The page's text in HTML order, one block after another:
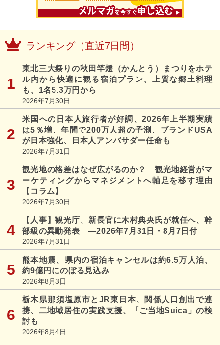
ランキング（直近7日間）
東北三大祭りの秋田竿燈（かんとう）まつりをホテ
ル内から快適に観る宿泊プラン、上質な郷土料理
も、1名5.3万円から
2026年7月30日
米国への日本人旅行者が好調、2026年上半期実績
は5％増、年間で200万人超の予測、ブランドUSA
が日本強化、日本人アンバサダー任命も
2026年7月31日
観光地の格差はなぜ広がるのか？ 観光地経営がマ
ーケティングからマネジメントへ軸足を移す理由
【コラム】
2026年7月30日
【人事】観光庁、新長官に木村典央氏が就任へ、幹
部級の異動発表 ―2026年7月31日・8月7日付
2026年7月31日
熊本地震、県内の宿泊キャンセルは約6.5万人泊、
約9億円にのぼる見込み
2026年8月3日
栃木県那須塩原市とJR東日本、関係人口創出で連
携、二地域居住の実践支援、「ご当地Suica」の検
討も
2026年8月4日